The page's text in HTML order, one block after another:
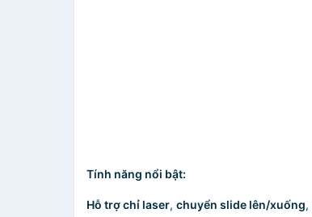
Tính năng nổi bật:
Hỗ trợ chỉ laser, chuyển slide lên/xuống,